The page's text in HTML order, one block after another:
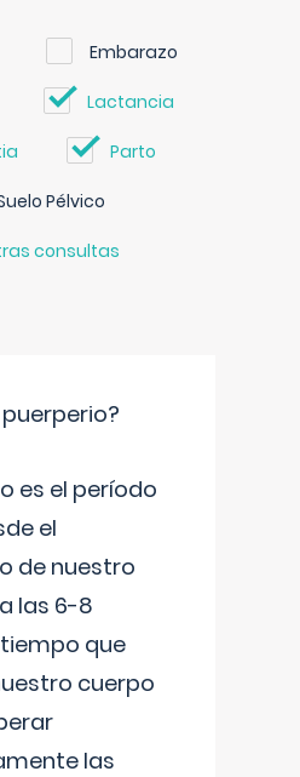
Embarazo
Lactancia
Parto
Pélvico
consultas
puerperio?
es el período
el
de nuestro
las 6-8
que
cuerpo
las